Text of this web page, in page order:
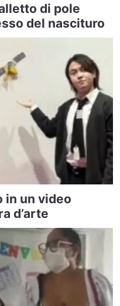
di pole
del nascituro
in un video
d’arte